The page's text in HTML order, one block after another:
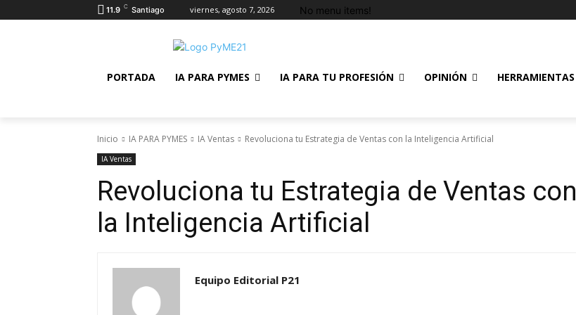
11.9 C Santiago viernes, agosto 7, 2026 No menu items!
PORTADA IA PARA PYMES IA PARA TU PROFESIÓN OPINIÓN HERRAMIENTAS
Inicio IA PARA PYMES IA Ventas Revoluciona tu Estrategia de Ventas con la Inteligencia Artificial
IA Ventas
Revoluciona tu Estrategia de Ventas con
la Inteligencia Artificial
Equipo Editorial P21